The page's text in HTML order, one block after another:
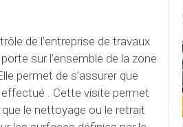
de l’entreprise de travaux
sur l’ensemble de la zone
permet de s’assurer que
. Cette visite permet
le nettoyage ou le retrait